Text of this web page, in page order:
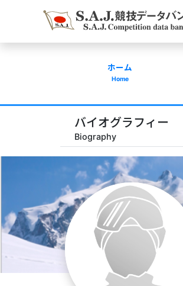
ホーム
Home
バイオグラフィー
Biography